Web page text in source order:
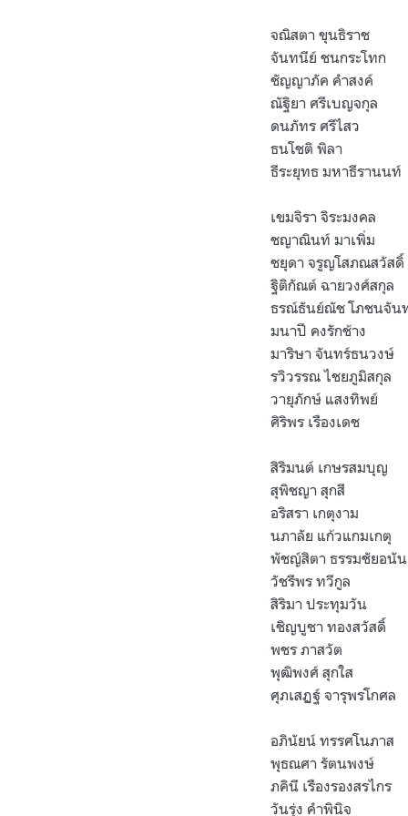
จณิสตา ขุนธิราช
จันทนีย์ ชนกระโทก
ชัญญาภัค คำสงค์
ณัฐิยา ศรีเบญจกุล
ดนภัทร ศรีไสว
ธนโชติ พิลา
ธีระยุทธ มหาธีรานนท์
เขมจิรา จิระมงคล
ชญาณินท์ มาเพิ่ม
ชยุดา จรูญโสภณสวัสดิ์
ฐิติกัณต์ ฉายวงศ์สกุล
ธรณ์ธันย์ณัช โภชนจัน
มนาปี คงรักช้าง
มาริษา จันทร์ธนวงษ์
รวิวรรณ ไชยภูมิสกุล
วายุภักษ์ แสงทิพย์
ศิริพร เรืองเดช
สิริมนต์ เกษรสมบุญ
สุพิชญา สุกสี
อริสรา เกตุงาม
นภาลัย แก้วแกมเกตุ
พัชญ์สิตา ธรรมชัยอนั
วัชรีพร ทวีกูล
สิริมา ประทุมวัน
เชิญบูชา ทองสวัสดิ์
พชร ภาสวัต
พุฒิพงศ์ สุกใส
ศุภเสฏฐ์ จารุพรโกศล
อภินัยน์ ทรรศโนภาส
พุธณศา รัตนพงษ์
ภคินี เรืองรองสรไกร
วันรุ่ง คำพินิจ